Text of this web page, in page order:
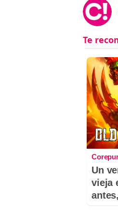
Un
vieja